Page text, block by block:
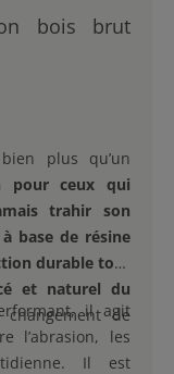
bois brut
plus qu’un
pour ceux qui
trahir son
base de résine
durable tout
et naturel du
de
il agit
l’abrasion, les
Il est